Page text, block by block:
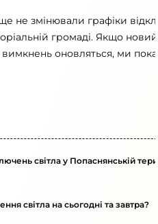
не змінювали графіки
громаді. Якщо
вимкнень оновляться, ми
світла у Попаснянській
світла на сьогодні та завтра?